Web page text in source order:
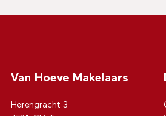
Van Hoeve Makelaars
Herengracht 3